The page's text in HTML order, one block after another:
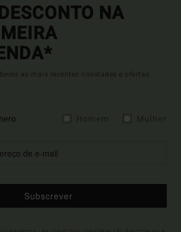
NA
as mais recentes novidades e ofertas
Subscrever